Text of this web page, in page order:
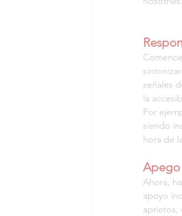
señales
la
Por
siendo
hora de
Apego
Ahora,
apoyo
aprietos,